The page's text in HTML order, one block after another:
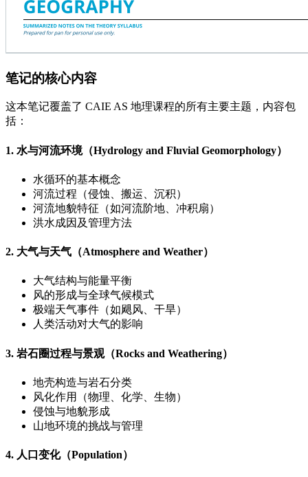
笔记的核心内容
这本笔记覆盖了 CAIE AS 地理课程的所有主要主题，内容包
括：
1. 水与河流环境（Hydrology and Fluvial Geomorphology）
水循环的基本概念
河流过程（侵蚀、搬运、沉积）
河流地貌特征（如河流阶地、冲积扇）
洪水成因及管理方法
2. 大气与天气（Atmosphere and Weather）
大气结构与能量平衡
风的形成与全球气候模式
极端天气事件（如飓风、干旱）
人类活动对大气的影响
3. 岩石圈过程与景观（Rocks and Weathering）
地壳构造与岩石分类
风化作用（物理、化学、生物）
侵蚀与地貌形成
山地环境的挑战与管理
4. 人口变化（Population）